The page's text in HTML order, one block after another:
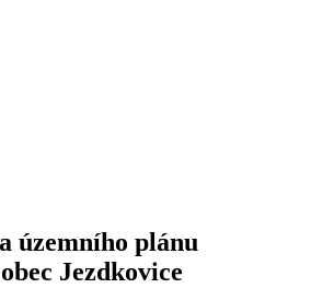
územního plánu
Jezdkovice